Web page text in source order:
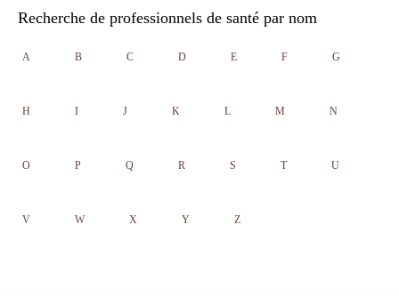
Recherche de professionnels de santé par nom
A B C D E F G
H I J K L M N
O P Q R S T U
V W X Y Z